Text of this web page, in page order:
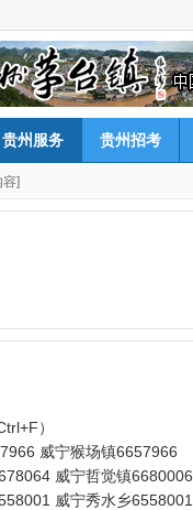
贵州服务 贵州招考
容]
）
威宁猴场镇6657966
威宁哲觉镇6680006
威宁秀水乡6558001